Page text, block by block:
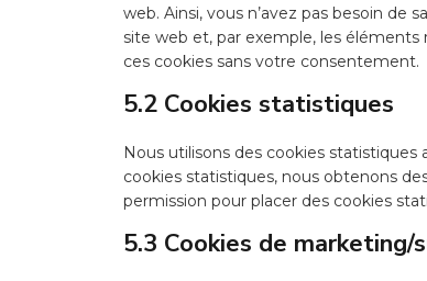
web. Ainsi, vous n’avez pas besoin de
site web et, par exemple, les
ces cookies sans votre consentement.
5.2 Cookies statistiques
Nous utilisons des cookies statistiques
cookies statistiques, nous obtenons
permission pour placer des cookies
5.3 Cookies de marketing/